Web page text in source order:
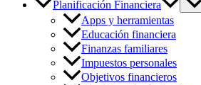
Planificación Financiera
Apps y herramientas
Educación financiera
Finanzas familiares
Impuestos personales
Objetivos financieros